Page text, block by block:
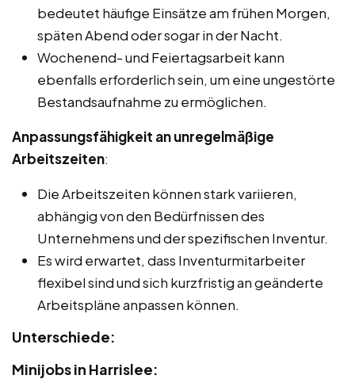
bedeutet häufige Einsätze am frühen Morgen,
späten Abend oder sogar in der Nacht.
Wochenend- und Feiertagsarbeit kann
ebenfalls erforderlich sein, um eine ungestörte
Bestandsaufnahme zu ermöglichen.
Anpassungsfähigkeit an unregelmäßige
Arbeitszeiten:
Die Arbeitszeiten können stark variieren,
abhängig von den Bedürfnissen des
Unternehmens und der spezifischen Inventur.
Es wird erwartet, dass Inventurmitarbeiter
flexibel sind und sich kurzfristig an geänderte
Arbeitspläne anpassen können.
Unterschiede:
Minijobs in Harrislee: